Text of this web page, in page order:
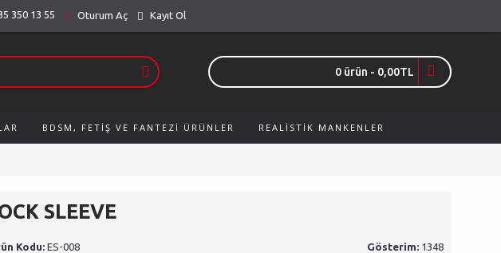
350 13 55 Oturum Aç Kayıt Ol
0 ürün - 0,00TL
BDSM, FETIŞ VE FANTEZI ÜRÜNLER REALISTIK MANKENLER
SLEEVE
Gösterim: 1348
Kodu: ES-008